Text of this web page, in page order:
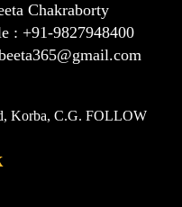
Chakraborty
: +91-9827948400
Korba, C.G. FOLLOW